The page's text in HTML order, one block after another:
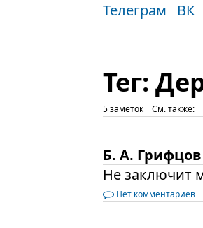
Телеграм
ВК
Тег:
5 заметок См. также:
Б. А.
Не заключит
Нет комментариев